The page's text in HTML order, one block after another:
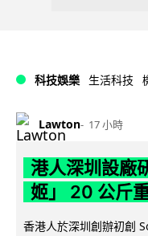
科技娛樂 生活科技
Lawton 17 小時
港人深圳設廠
姬」 20 公斤
香港人於深圳創辦初創